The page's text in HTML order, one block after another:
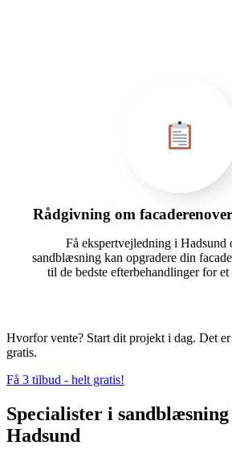
Rådgivning om
Få ekspertvejledning i Hadsund
sandblæsning kan opgradere din
til de bedste efterbehandlinger for
Hvorfor vente? Start dit projekt i dag. Det
gratis.
Få 3 tilbud - helt gratis!
Specialister i
Hadsund